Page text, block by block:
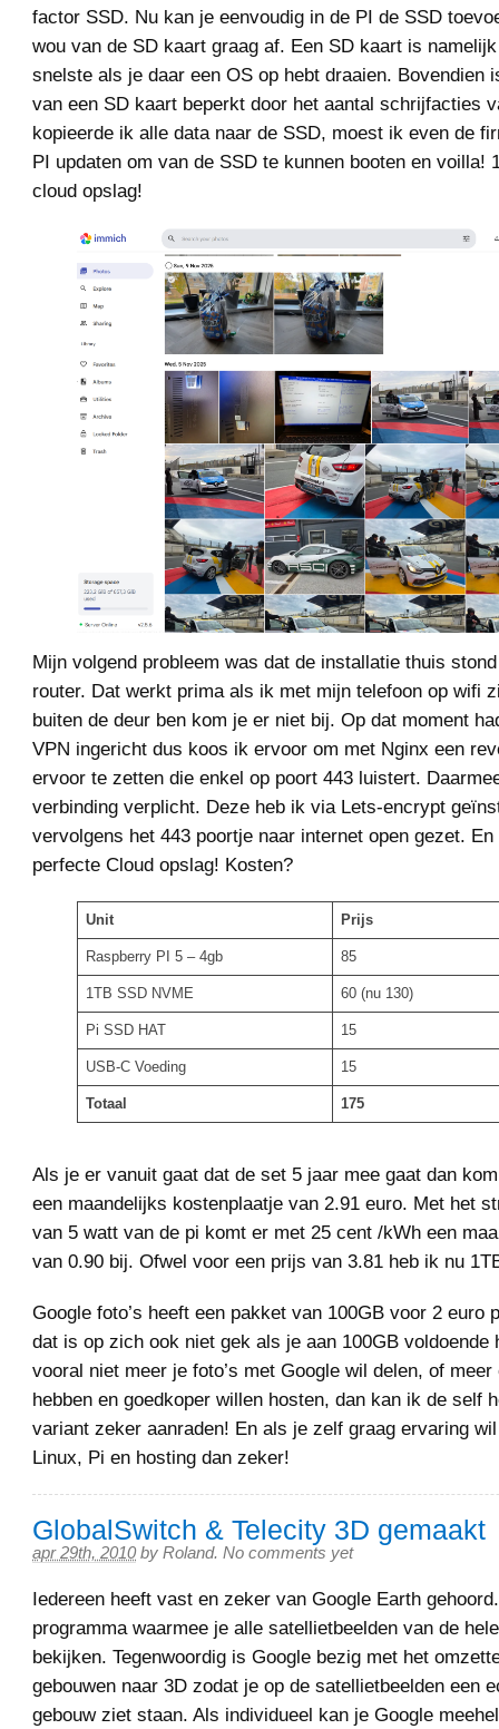
factor SSD. Nu kan je eenvoudig in de PI de SSD
wou van de SD kaart graag af. Een SD kaart is
snelste als je daar een OS op hebt draaien. Bovendien
van een SD kaart beperkt door het aantal schrijfacties
kopieerde ik alle data naar de SSD, moest ik even de
PI updaten om van de SSD te kunnen booten en voilla!
cloud opslag!
Mijn volgend probleem was dat de installatie thuis
router. Dat werkt prima als ik met mijn telefoon op wifi
buiten de deur ben kom je er niet bij. Op dat moment
VPN ingericht dus koos ik ervoor om met Nginx een
ervoor te zetten die enkel op poort 443 luistert.
verbinding verplicht. Deze heb ik via Lets-encrypt
vervolgens het 443 poortje naar internet open gezet.
perfecte Cloud opslag! Kosten?
Unit Prijs
Raspberry PI 5 – 4gb 85
1TB SSD NVME 60 (nu 130)
Pi SSD HAT 15
USB-C Voeding 15
Totaal 175
Als je er vanuit gaat dat de set 5 jaar mee gaat dan
een maandelijks kostenplaatje van 2.91 euro. Met het
van 5 watt van de pi komt er met 25 cent /kWh een
van 0.90 bij. Ofwel voor een prijs van 3.81 heb ik nu
Google foto’s heeft een pakket van 100GB voor 2 euro
dat is op zich ook niet gek als je aan 100GB voldoende
vooral niet meer je foto’s met Google wil delen, of meer
hebben en goedkoper willen hosten, dan kan ik de self
variant zeker aanraden! En als je zelf graag ervaring
Linux, Pi en hosting dan zeker!
GlobalSwitch & Telecity 3D gemaakt
apr 29th, 2010 by Roland. No comments yet
Iedereen heeft vast en zeker van Google Earth
programma waarmee je alle satellietbeelden van de
bekijken. Tegenwoordig is Google bezig met het
gebouwen naar 3D zodat je op de satellietbeelden een
gebouw ziet staan. Als individueel kan je Google